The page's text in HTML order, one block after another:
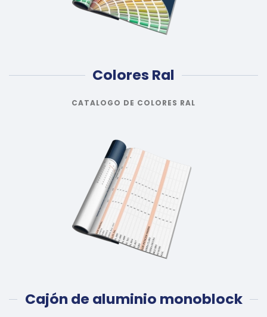
Colores Ral
CATALOGO DE COLORES RAL
Cajón de aluminio monoblock